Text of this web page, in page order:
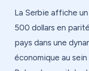
La Serbie affiche
500 dollars en
pays dans une
économique au